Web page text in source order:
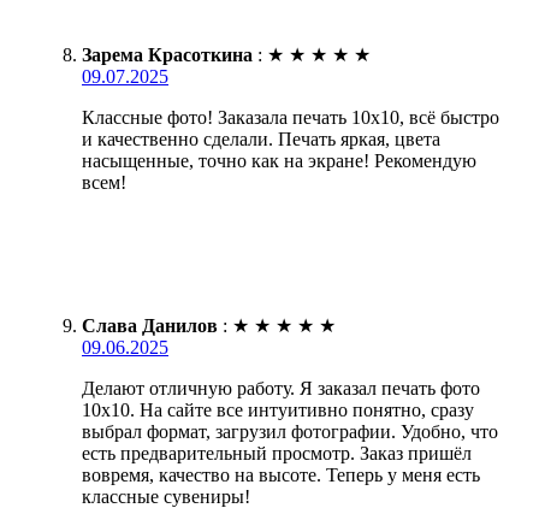
Зарема Красоткина : ★ ★ ★ ★ ★
09.07.2025
Классные фото! Заказала печать 10х10, всё быстро
и качественно сделали. Печать яркая, цвета
насыщенные, точно как на экране! Рекомендую
всем!
Слава Данилов : ★ ★ ★ ★ ★
09.06.2025
Делают отличную работу. Я заказал печать фото
10х10. На сайте все интуитивно понятно, сразу
выбрал формат, загрузил фотографии. Удобно, что
есть предварительный просмотр. Заказ пришёл
вовремя, качество на высоте. Теперь у меня есть
классные сувениры!